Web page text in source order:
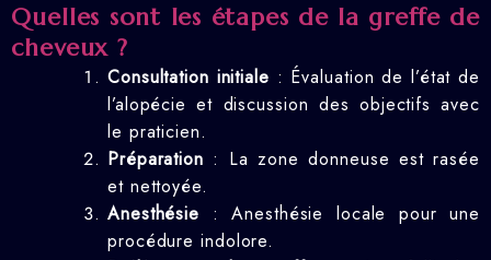
Quelles sont les étapes de la greffe de
cheveux ?
Consultation initiale : Évaluation de l’état de
l’alopécie et discussion des objectifs avec
le praticien.
Préparation : La zone donneuse est rasée
et nettoyée.
Anesthésie : Anesthésie locale pour une
procédure indolore.